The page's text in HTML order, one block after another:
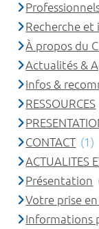
Recherche
À propos du
Actualités &
Infos &
RESSOURCES
CONTACT (1)
ACTUALITES
Présentation
Votre prise
Informations